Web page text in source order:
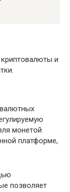
и
монетой
платформе,
позволяет